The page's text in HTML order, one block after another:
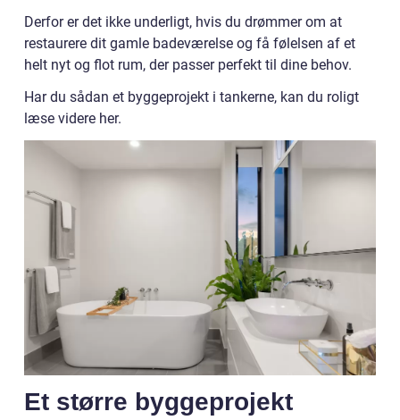
Derfor er det ikke underligt, hvis du drømmer om at
restaurere dit gamle badeværelse og få følelsen af et
helt nyt og flot rum, der passer perfekt til dine behov.
Har du sådan et byggeprojekt i tankerne, kan du roligt
læse videre her.
Et større byggeprojekt